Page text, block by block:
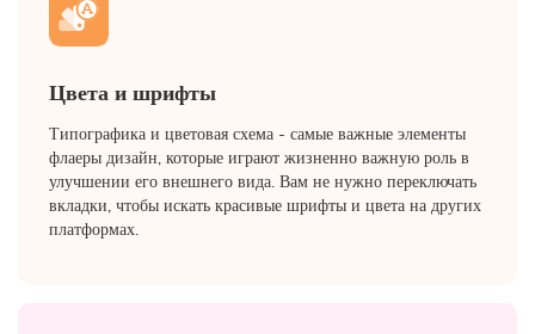
Цвета и шрифты
Типографика и цветовая схема - самые важные элементы
флаеры дизайн, которые играют жизненно важную роль в
улучшении его внешнего вида. Вам не нужно переключать
вкладки, чтобы искать красивые шрифты и цвета на других
платформах.